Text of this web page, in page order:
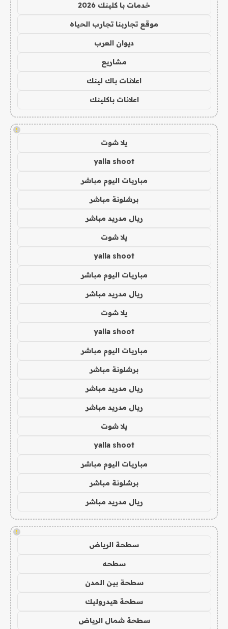
خدمات با كلينك 2026
موقع تجاربنا تجارب الحياه
ديوان العرب
مشاريع
اعلانات باك لينك
اعلانات باكلينك
!
يلا شوت
yalla shoot
مباريات اليوم مباشر
برشلونة مباشر
ريال مدريد مباشر
يلا شوت
yalla shoot
مباريات اليوم مباشر
ريال مدريد مباشر
يلا شوت
yalla shoot
مباريات اليوم مباشر
برشلونة مباشر
ريال مدريد مباشر
ريال مدريد مباشر
يلا شوت
yalla shoot
مباريات اليوم مباشر
برشلونة مباشر
ريال مدريد مباشر
!
سطحة الرياض
سطحه
سطحة بين المدن
سطحة هيدروليك
سطحة شمال الرياض